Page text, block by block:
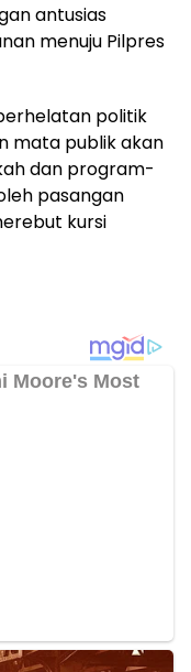
antusias
menuju Pilpres
politik
mata publik akan
dan program-
pasangan
kursi